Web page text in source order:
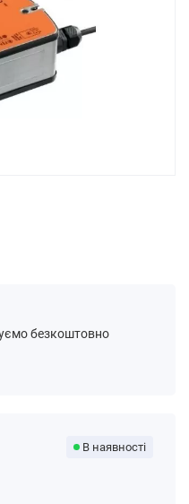
безкоштовно
В наявності